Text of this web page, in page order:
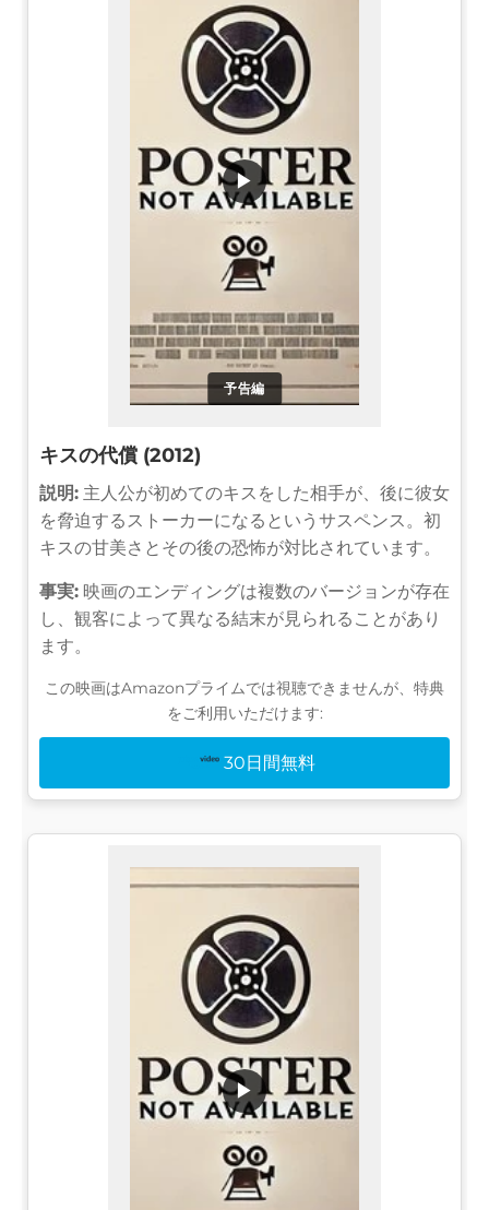
予告編
▶
キスの代償 (2012)
説明: 主人公が初めてのキスをした相手が、後に彼女
を脅迫するストーカーになるというサスペンス。初
キスの甘美さとその後の恐怖が対比されています。
事実: 映画のエンディングは複数のバージョンが存在
し、観客によって異なる結末が見られることがあり
ます。
この映画はAmazonプライムでは視聴できませんが、特典
をご利用いただけます:
30日間無料
▶